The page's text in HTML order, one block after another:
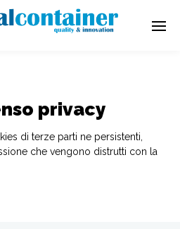
privacy
di terze parti ne persistenti,
che vengono distrutti con la